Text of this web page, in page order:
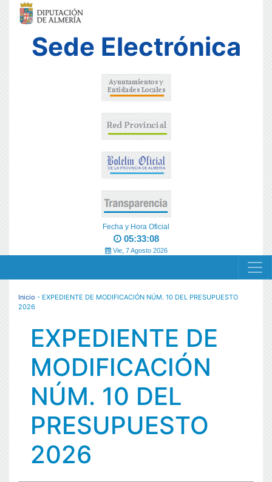
Sede Electrónica
Fecha y Hora Oficial
05:33:08
Vie, 7 Agosto 2026
MENÚ RESPONSIVE
Inicio - EXPEDIENTE DE MODIFICACIÓN NÚM. 10 DEL PRESUPUESTO
2026
EXPEDIENTE DE
MODIFICACIÓN
NÚM. 10 DEL
PRESUPUESTO
2026